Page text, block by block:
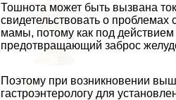
Тошнота может быть вызвана
свидетельствовать о
мамы, потому как под
предотвращающий заброс
Поэтому при возникновении
гастроэнтерологу для